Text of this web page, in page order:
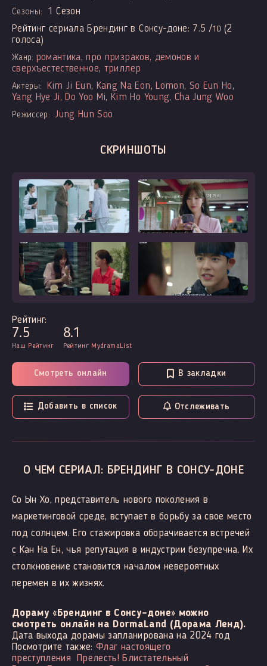
Сезоны:
1 Сезон
Рейтинг сериала Брендинг в Сонсу-доне: 7.5 /10 (2
голоса)
Жанр: романтика,про призраков, демонов и
сверхъестественное, триллер
Актеры: Kim Ji Eun, Kang Na Eon, Lomon, So Eun Ho,
Yang Hye Ji, Do Yoo Mi, Kim Ho Young, Cha Jung Woo
Режиссер: Jung Hun Soo
СКРИНШОТЫ
Рейтинг:
7.5
Наш Рейтинг
8.1
Рейтинг MydramaList
Смотреть онлайн В закладки
Добавить в список Отслеживать
О ЧЕМ СЕРИАЛ: БРЕНДИНГ В СОНСУ-ДОНЕ
Со Ын Хо, представитель нового поколения в
маркетинговой среде, вступает в борьбу за свое место
под солнцем. Его стажировка оборачивается встречей
с Кан На Ен, чья репутация в индустрии безупречна. Их
столкновение становится началом невероятных
перемен в их жизнях.
Дораму «Брендинг в Сонсу-доне» можно
смотреть онлайн на DormaLand (Дорама Ленд).
Дата выхода дорамы запланирована на 2024 год
Посмотрите также:Флаг настоящего
преступления
Прелесть! Блистательный